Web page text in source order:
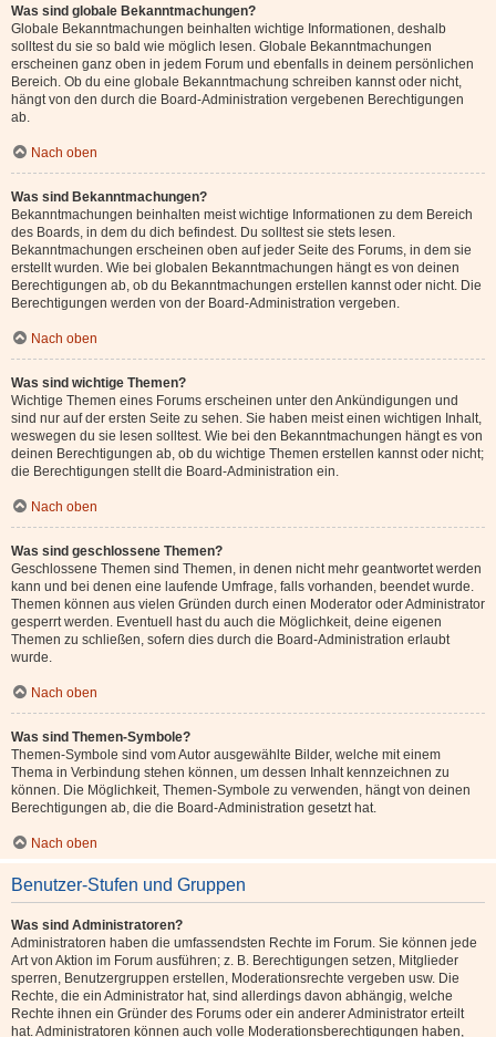
Was sind globale Bekanntmachungen?
Globale Bekanntmachungen beinhalten wichtige Informationen, deshalb
solltest du sie so bald wie möglich lesen. Globale Bekanntmachungen
erscheinen ganz oben in jedem Forum und ebenfalls in deinem persönlichen
Bereich. Ob du eine globale Bekanntmachung schreiben kannst oder nicht,
hängt von den durch die Board-Administration vergebenen Berechtigungen
ab.
Nach oben
Was sind Bekanntmachungen?
Bekanntmachungen beinhalten meist wichtige Informationen zu dem Bereich
des Boards, in dem du dich befindest. Du solltest sie stets lesen.
Bekanntmachungen erscheinen oben auf jeder Seite des Forums, in dem sie
erstellt wurden. Wie bei globalen Bekanntmachungen hängt es von deinen
Berechtigungen ab, ob du Bekanntmachungen erstellen kannst oder nicht. Die
Berechtigungen werden von der Board-Administration vergeben.
Nach oben
Was sind wichtige Themen?
Wichtige Themen eines Forums erscheinen unter den Ankündigungen und
sind nur auf der ersten Seite zu sehen. Sie haben meist einen wichtigen Inhalt,
weswegen du sie lesen solltest. Wie bei den Bekanntmachungen hängt es von
deinen Berechtigungen ab, ob du wichtige Themen erstellen kannst oder nicht;
die Berechtigungen stellt die Board-Administration ein.
Nach oben
Was sind geschlossene Themen?
Geschlossene Themen sind Themen, in denen nicht mehr geantwortet werden
kann und bei denen eine laufende Umfrage, falls vorhanden, beendet wurde.
Themen können aus vielen Gründen durch einen Moderator oder Administrator
gesperrt werden. Eventuell hast du auch die Möglichkeit, deine eigenen
Themen zu schließen, sofern dies durch die Board-Administration erlaubt
wurde.
Nach oben
Was sind Themen-Symbole?
Themen-Symbole sind vom Autor ausgewählte Bilder, welche mit einem
Thema in Verbindung stehen können, um dessen Inhalt kennzeichnen zu
können. Die Möglichkeit, Themen-Symbole zu verwenden, hängt von deinen
Berechtigungen ab, die die Board-Administration gesetzt hat.
Nach oben
Benutzer-Stufen und Gruppen
Was sind Administratoren?
Administratoren haben die umfassendsten Rechte im Forum. Sie können jede
Art von Aktion im Forum ausführen; z. B. Berechtigungen setzen, Mitglieder
sperren, Benutzergruppen erstellen, Moderationsrechte vergeben usw. Die
Rechte, die ein Administrator hat, sind allerdings davon abhängig, welche
Rechte ihnen ein Gründer des Forums oder ein anderer Administrator erteilt
hat. Administratoren können auch volle Moderationsberechtigungen haben,